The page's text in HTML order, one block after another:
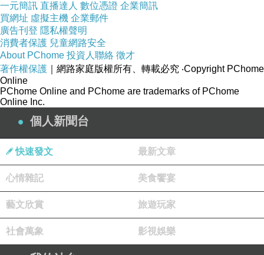
曾率隊闖進過一次季後賽，不同於昔日「狼王」
賈奈特，8度領灰狼挺進季後賽，更在2004年獲
選年度最有價值球員(MVP)。
即將重返待6年球館，洛夫反而認為陌生會取代
熟悉感，「前往客隊休息室，坐在客隊球員席，
無法待在明尼蘇達的公寓而是住在飯店，一切都
連勝中。」
不過先前看衰他的灰狼老闆泰勒(Glen Taylor)，
如今選擇展開雙臂迎接他，「我會給他一個擁
抱，並送上最好的祝福。他相當努力也曾為球隊
盡心力，我很感激。」
一元簡訊 直播達人 數位憑證 企業簡訊
買網址 虛擬主機 企業郵件
廣告刊登 隱私權聲明
消費者保護 兒童網路安全
About PChome 投資人聯絡 徵才
著作權保護 ｜網路家庭版權所有、轉載必究 ‧Copyright PChome
Online
PChome Online and PChome are trademarks of PChome
Online Inc.
個人新聞台
快速發文 最新文章
心情雜記 美食饗宴
藝文欣賞 旅遊玩家
社會萬象 影視娛樂